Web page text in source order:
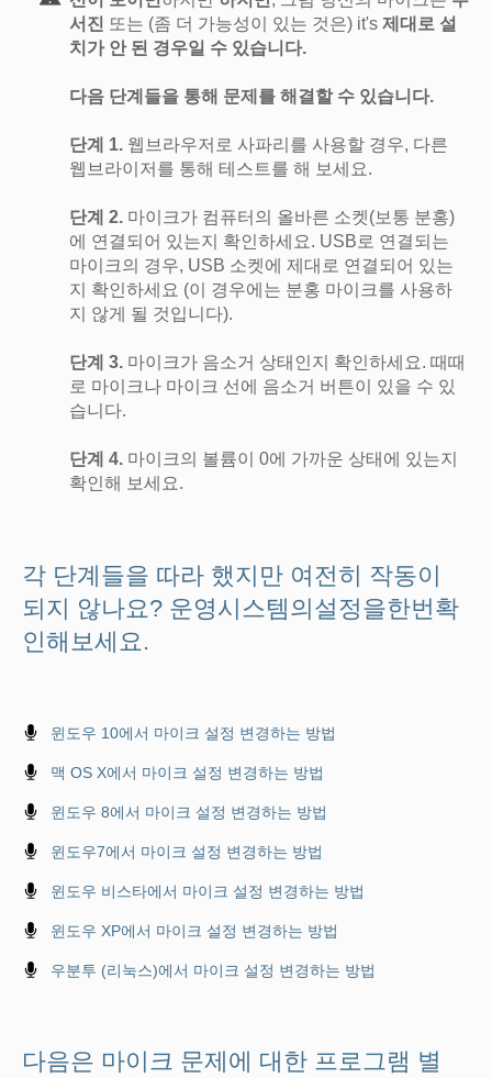
서진 또는 (좀 더 가능성이 있는 것은) it's 제대로 설
치가 안 된 경우일 수 있습니다.
다음 단계들을 통해 문제를 해결할 수 있습니다.
단계 1. 웹브라우저로 사파리를 사용할 경우, 다른
웹브라이저를 통해 테스트를 해 보세요.
단계 2. 마이크가 컴퓨터의 올바른 소켓(보통 분홍)
에 연결되어 있는지 확인하세요. USB로 연결되는
마이크의 경우, USB 소켓에 제대로 연결되어 있는
지 확인하세요 (이 경우에는 분홍 마이크를 사용하
지 않게 될 것입니다).
단계 3. 마이크가 음소거 상태인지 확인하세요. 때때
로 마이크나 마이크 선에 음소거 버튼이 있을 수 있
습니다.
단계 4. 마이크의 볼륨이 0에 가까운 상태에 있는지
확인해 보세요.
각 단계들을 따라 했지만 여전히 작동이
되지 않나요? 운영시스템의설정을한번확
인해보세요.
윈도우 10에서 마이크 설정 변경하는 방법
맥 OS X에서 마이크 설정 변경하는 방법
윈도우 8에서 마이크 설정 변경하는 방법
윈도우7에서 마이크 설정 변경하는 방법
윈도우 비스타에서 마이크 설정 변경하는 방법
윈도우 XP에서 마이크 설정 변경하는 방법
우분투 (리눅스)에서 마이크 설정 변경하는 방법
다음은 마이크 문제에 대한 프로그램 별